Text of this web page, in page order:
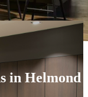
in Helmond